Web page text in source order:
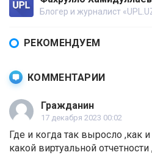
Блогер и журналист
РЕКОМЕНДУЕМ
КОММЕНТАРИИ
Гражданин
17 декабря 2023 00:02
Где и когда так выросло ,как
какой виртуальной